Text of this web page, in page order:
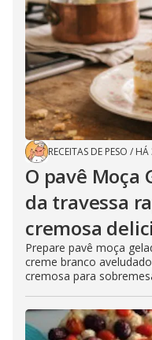
RECEITAS DE PESO / HÁ
O pavê Moça
da travessa
cremosa
Prepare pavê moça
creme branco
cremosa para